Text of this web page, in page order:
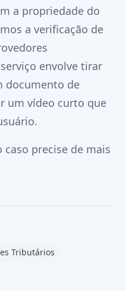
a propriedade do
a verificação de
envolve tirar
documento de
um vídeo curto que
precise de mais
Tributários